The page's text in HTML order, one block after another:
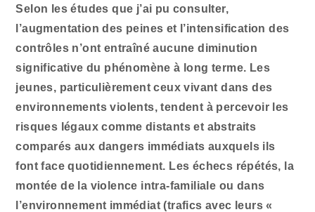
Selon les études que j’ai pu consulter,
l’augmentation des peines et l’intensification des
contrôles n’ont entraîné aucune diminution
significative du phénomène à long terme. Les
jeunes, particulièrement ceux vivant dans des
environnements violents, tendent à percevoir les
risques légaux comme distants et abstraits
comparés aux dangers immédiats auxquels ils
font face quotidiennement. Les échecs répétés, la
montée de la violence intra-familiale ou dans
l’environnement immédiat (trafics avec leurs «